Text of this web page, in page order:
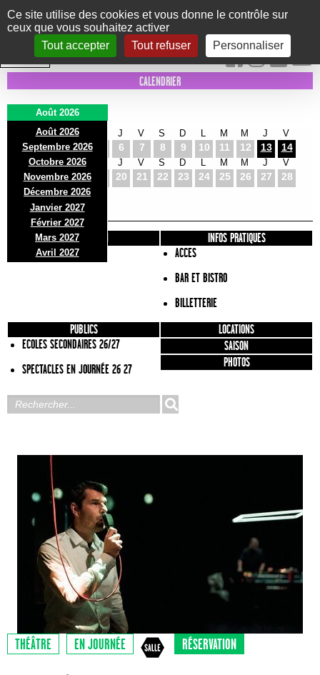
Panneau de gestion des cookies
Ce site utilise des cookies et vous donne le contrôle sur
ceux que vous souhaitez activer
Tout accepter
Tout refuser Personnaliser
Le Marni
CONCERTS DANSE/CIRQUE THÉÂTRE KIDS EXPOS EVENTS
INTRA MUROS
CALENDRIER
Août 2026
Août 2026
Septembre 2026
Octobre 2026
Novembre 2026
Décembre 2026
Janvier 2027
Février 2027
Mars 2027
Avril 2027
D
2
L
3
M
4
J
6
V
7
S
8
D
9 10
M
11
M
12
J
13
V
14
D
16
L
17
M
18
J
20
V
21
S
22
D
23 24
M
25
M
26
J
27
V
28
D
30
L
31
PRÉSENTATION
INFOS PRATIQUES
ACCES
BAR ET BISTRO
BILLETTERIE
PUBLICS
ECOLES SECONDAIRES 26/27
SPECTACLES EN JOURNÉE 26 27
LOCATIONS
SAISON
PHOTOS
THÉÂTRE EN JOURNÉE RÉSERVATION